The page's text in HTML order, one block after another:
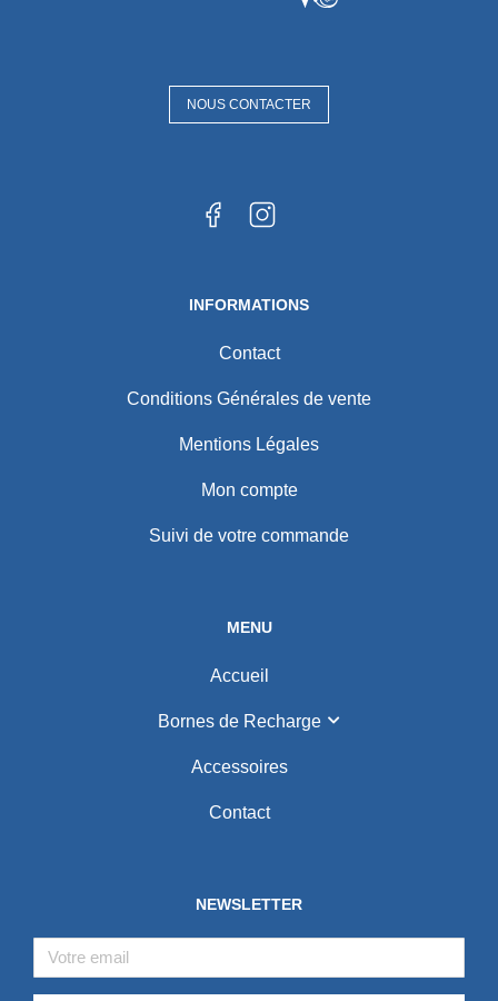
NOUS CONTACTER
INFORMATIONS
Contact
Conditions Générales de vente
Mentions Légales
Mon compte
Suivi de votre commande
MENU
Accueil
Bornes de Recharge
Accessoires
Contact
NEWSLETTER